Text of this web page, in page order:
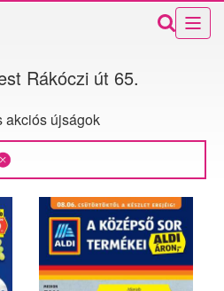
Rákóczi út 65.
akciós újságok